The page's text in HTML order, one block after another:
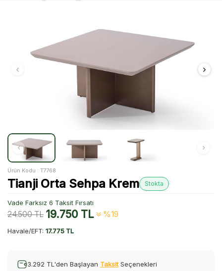
Ürün Kodu : T7768
Tianji Orta Sehpa Krem Stokta
Vade Farksız 6 Taksit Fırsatı
24.500TL 19.750TL %19
Havale/EFT: 17.775 TL
3.292 TL'den Başlayan Taksit Seçenekleri